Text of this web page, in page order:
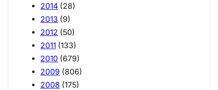
2014 (28)
2013 (9)
2012 (50)
2011 (133)
2010 (679)
2009 (806)
2008 (175)